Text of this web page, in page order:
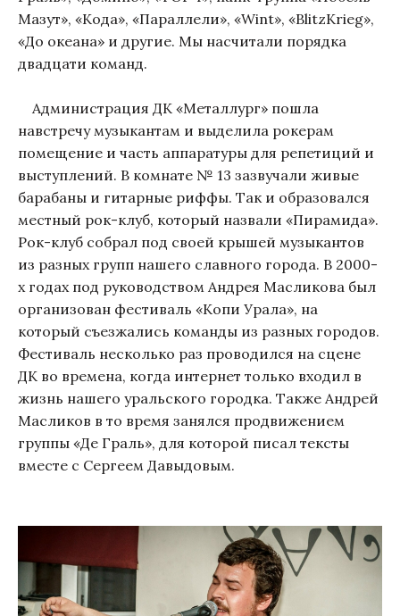
Мазут», «Кода», «Параллели», «Wint», «BlitzKrieg»,
«До океана» и другие. Мы насчитали порядка
двадцати команд.
Администрация ДК «Металлург» пошла
навстречу музыкантам и выделила рокерам
помещение и часть аппаратуры для репетиций и
выступлений. В комнате № 13 зазвучали живые
барабаны и гитарные риффы. Так и образовался
местный рок-клуб, который назвали «Пирамида».
Рок-клуб собрал под своей крышей музыкантов
из разных групп нашего славного города. В 2000-
х годах под руководством Андрея Масликова был
организован фестиваль «Копи Урала», на
который съезжались команды из разных городов.
Фестиваль несколько раз проводился на сцене
ДК во времена, когда интернет только входил в
жизнь нашего уральского городка. Также Андрей
Масликов в то время занялся продвижением
группы «Де Граль», для которой писал тексты
вместе с Сергеем Давыдовым.